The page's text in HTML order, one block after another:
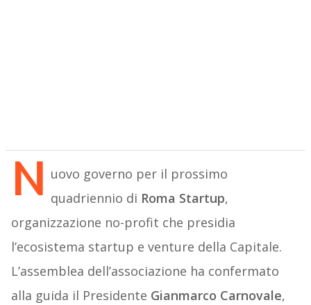
N uovo governo per il prossimo
quadriennio di Roma Startup,
organizzazione no-profit che presidia
l’ecosistema startup e venture della Capitale.
L’assemblea dell’associazione ha confermato
alla guida il Presidente Gianmarco Carnovale,